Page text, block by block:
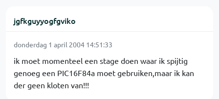
jgfkguyyogfgviko
donderdag 1 april 2004 14:51:33
ik moet momenteel een stage doen waar ik spijtig
genoeg een PIC16F84a moet gebruiken,maar ik kan
der geen kloten van!!!